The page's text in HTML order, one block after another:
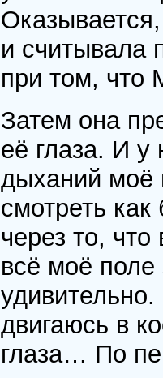
и считывала
при том, что
Затем она
её глаза. И у
дыханий моё
смотреть
через то,
всё моё
двигаюсь в
глаза… По